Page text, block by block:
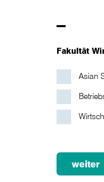
–
Fakultät
Asian
weiter